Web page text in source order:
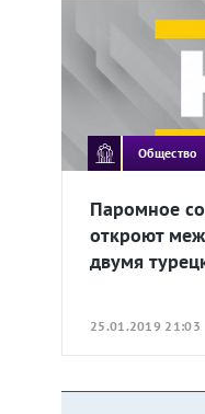
Общество
Паромное
откроют
двумя
25.01.2019 21:03